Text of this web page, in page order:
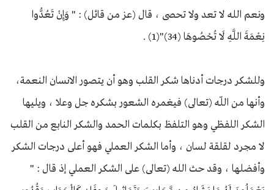
ونعم الله لا تعد ولا تحصى ، قال (عز من قائل) : " وَإِنْ تَعُدُّوا
نِعْمَةَ اللَّهِ لَا تُحْصُوهَا (34)"(1) .
وللشكر درجات أدناها شكر القلب وهو أن يتصور الانسان النعمة،
وأنها من اللّه (تعالى) فيغمره الشعور بشكره جل وعلا ، ويليها
الشكر اللفظي وهو التلفظ بكلمات الحمد والشكر النابع من القلب
لا مجرد لقلقة لسان ، وأما الشكر العملي فهو أعلى درجات الشكر
وأفضلها ، وقد حث الله (تعالى) على الشكر العملي إذ قال : "